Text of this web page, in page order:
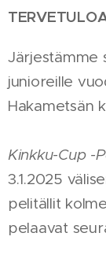
Järjestämme
junioreille
Hakametsän
Kinkku-Cup -
3.1.2025
pelitällit
pelaavat